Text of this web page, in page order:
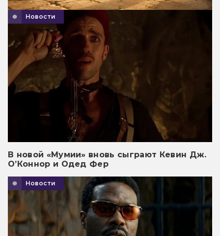
Новости
В новой «Мумии» вновь сыграют Кевин Дж.
О’Коннор и Одед Фер
Новости